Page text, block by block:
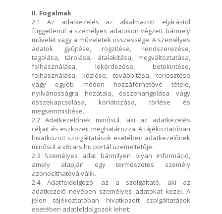
II. Fogalmak
2.1 Az adatkezelés az alkalmazott eljárástól
függetlenül a személyes adatokon végzett bármely
művelet vagy a műveletek összessége. A személyes
adatok gyűjtése, rögzítése, rendszerezése,
tagolása, tárolása, átalakítása, megváltoztatása,
felhasználása, lekérdezése, betekintése,
felhasználása, közlése, továbbítása, terjesztése
vagy egyéb módon hozzáférhetővé tétele,
nyilvánosságra hozatala, összehangolása vagy
összekapcsolása, korlátozása, törlése és
megsemmisítése.
2.2 Adatkezelőnek minősül, aki az adatkezelés
céljait és eszközeit meghatározza. A tájékoztatóban
hivatkozott szolgáltatások esetében adatkezelőnek
minősül a v8cars.hu portál üzemeltetője.
2.3 Személyes adat bármilyen olyan információ,
amely alapján egy természetes személy
azonosíthatóvá válik.
2.4 Adatfeldolgozó: az a szolgáltató, aki az
adatkezelő nevében személyes adatokat kezel. A
jelen tájékoztatóban hivatkozott szolgáltatások
esetében adatfeldolgozók lehet: